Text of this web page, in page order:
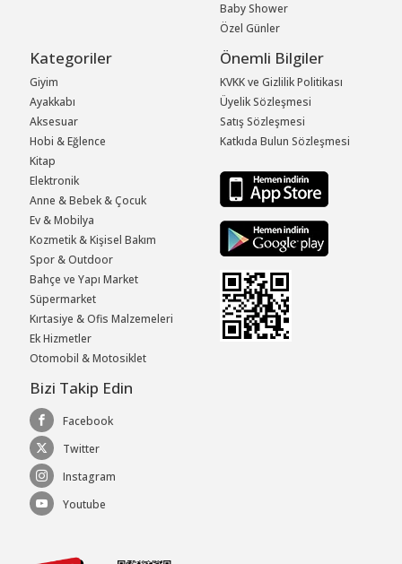
Baby Shower
Özel Günler
Kategoriler
Giyim
Ayakkabı
Aksesuar
Hobi & Eğlence
Kitap
Elektronik
Anne & Bebek & Çocuk
Ev & Mobilya
Kozmetik & Kişisel Bakım
Spor & Outdoor
Bahçe ve Yapı Market
Süpermarket
Kırtasiye & Ofis Malzemeleri
Ek Hizmetler
Otomobil & Motosiklet
Önemli Bilgiler
KVKK ve Gizlilik Politikası
Üyelik Sözleşmesi
Satış Sözleşmesi
Katkıda Bulun Sözleşmesi
Bizi Takip Edin
Facebook
Twitter
Instagram
Youtube